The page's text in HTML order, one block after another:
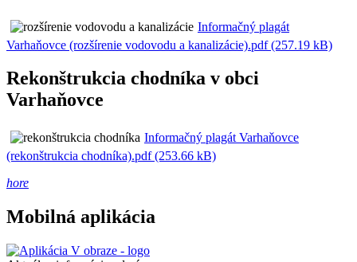
Informačný plagát
Varhaňovce (rozšírenie vodovodu a kanalizácie).pdf (257.19 kB)
Rekonštrukcia chodníka v obci
Varhaňovce
Informačný plagát Varhaňovce
(rekonštrukcia chodníka).pdf (253.66 kB)
hore
Mobilná aplikácia